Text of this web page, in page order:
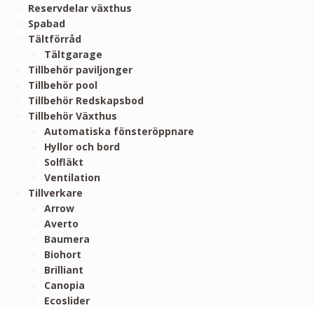
Reservdelar växthus
Spabad
Tältförråd
Tältgarage
Tillbehör paviljonger
Tillbehör pool
Tillbehör Redskapsbod
Tillbehör Växthus
Automatiska fönsteröppnare
Hyllor och bord
Solfläkt
Ventilation
Tillverkare
Arrow
Averto
Baumera
Biohort
Brilliant
Canopia
Ecoslider